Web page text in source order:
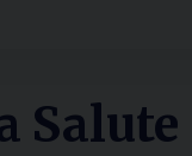
Salute